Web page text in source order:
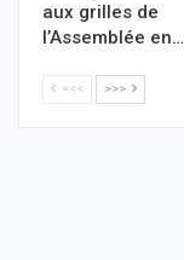
aux grilles de
l’Assemblée en…
<<< >>>